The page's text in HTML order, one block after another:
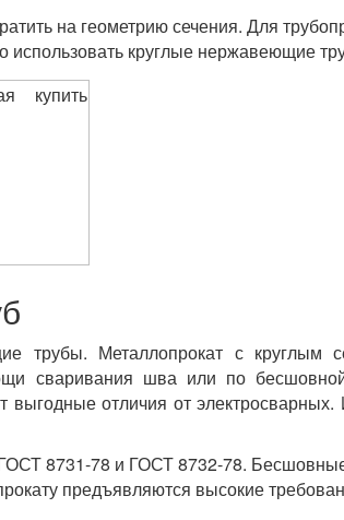
на геометрию сечения. Для
использовать круглые нержавеющие
трубы. Металлопрокат с круглым
сваривания шва или по
отличия от
8731-78 и ГОСТ 8732-78.
предъявляются высокие